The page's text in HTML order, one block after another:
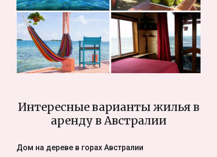
Интересные варианты жилья в
аренду в Австралии
Дом на дереве в горах Австралии